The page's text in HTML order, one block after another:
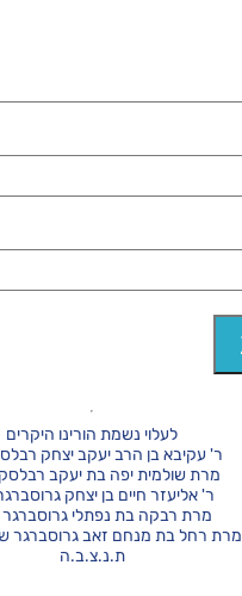
לעלוי נשמת הורינו היקרים
ר' עקיבא בן הרב יעקב יצחק
מרת שולמית יפה בת יעקב
ר' אליעזר חיים בן יצחק
מרת רבקה בת נפתלי
מרת רחל בת מנחם זאב גרוסברגר
ת.נ.צ.ב.ה